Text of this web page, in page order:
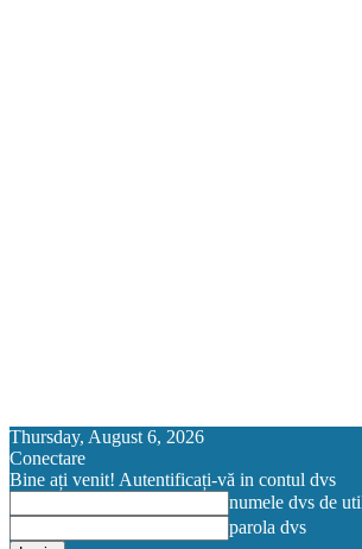
Thursday, August 6, 2026
Conectare
Bine ați venit! Autentificați-vă in contul dvs
numele dvs de
parola dvs